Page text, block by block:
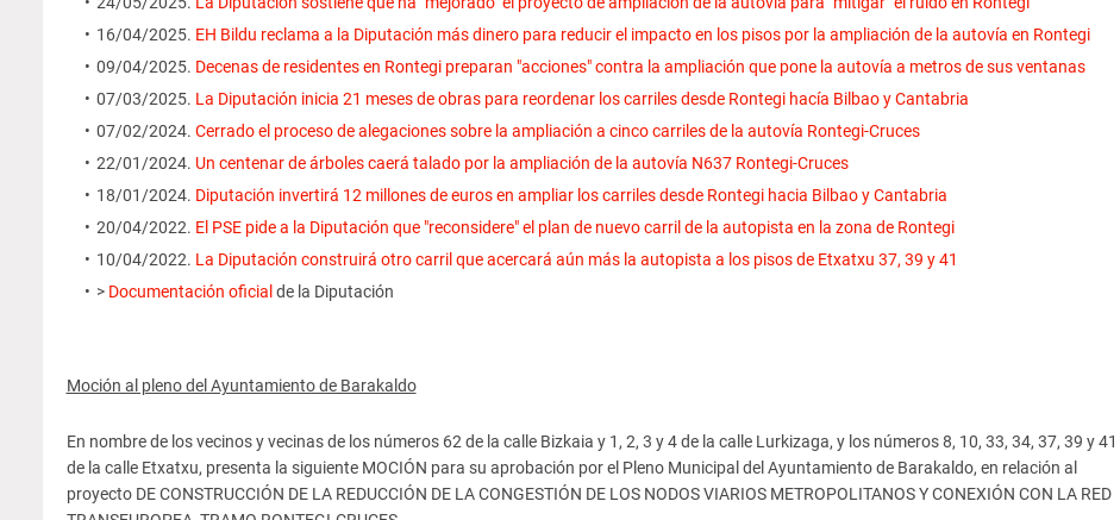
16/04/2025. EH Bildu reclama a la Diputación más dinero para reducir el impacto en los pisos por la ampliación de la autovía en Rontegi
09/04/2025. Decenas de residentes en Rontegi preparan "acciones" contra la ampliación que pone la autovía a metros de sus ventanas
07/03/2025. La Diputación inicia 21 meses de obras para reordenar los carriles desde Rontegi hacía Bilbao y Cantabria
07/02/2024. Cerrado el proceso de alegaciones sobre la ampliación a cinco carriles de la autovía Rontegi-Cruces
22/01/2024. Un centenar de árboles caerá talado por la ampliación de la autovía N637 Rontegi-Cruces
18/01/2024. Diputación invertirá 12 millones de euros en ampliar los carriles desde Rontegi hacia Bilbao y Cantabria
20/04/2022. El PSE pide a la Diputación que "reconsidere" el plan de nuevo carril de la autopista en la zona de Rontegi
10/04/2022. La Diputación construirá otro carril que acercará aún más la autopista a los pisos de Etxatxu 37, 39 y 41
> Documentación oficialde la Diputación
Moción al pleno del Ayuntamiento de Barakaldo
En nombre de los vecinos y vecinas de los números 62 de la calle Bizkaia y 1, 2, 3 y 4 de la calle Lurkizaga, y los números 8, 10, 33, 34, 37, 39 y 41
de la calle Etxatxu, presenta la siguiente MOCIÓN para su aprobación por el Pleno Municipal del Ayuntamiento de Barakaldo, en relación al
proyecto DE CONSTRUCCIÓN DE LA REDUCCIÓN DE LA CONGESTIÓN DE LOS NODOS VIARIOS METROPOLITANOS Y CONEXIÓN CON LA RED